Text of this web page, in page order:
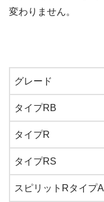
変わりません。
グレード
タイプRB
タイプR
タイプRS
スピリットRタイプA